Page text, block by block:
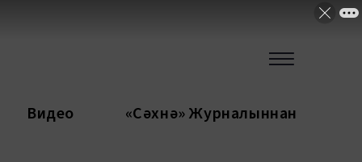
Видео «Сәхнә» Журналыннан